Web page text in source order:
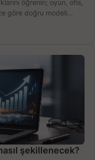
öğrenin; oyun, ofis,
göre doğru modeli
şekillenecek?